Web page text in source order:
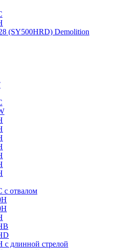
(SY500HRD) Demolition
с отвалом
с длинной стрелой